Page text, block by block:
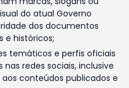
do atual Governo
dos documentos
e históricos;
temáticos e perfis oficiais
redes sociais, inclusive
conteúdos publicados e